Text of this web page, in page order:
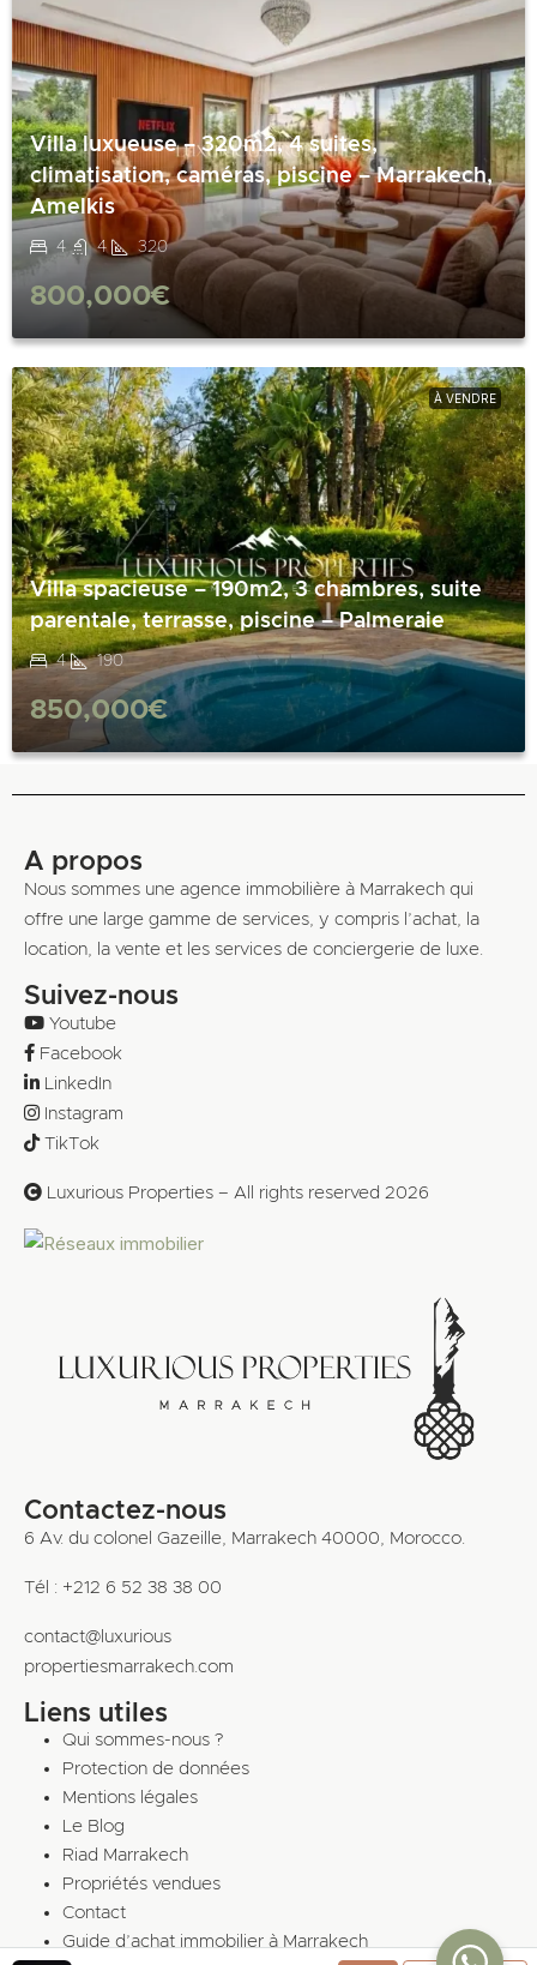
Villa luxueuse – 320m2, 4 suites,
climatisation, caméras, piscine – Marrakech,
Amelkis
4 4 320
800,000€
À VENDRE
Villa spacieuse – 190m2, 3 chambres, suite
parentale, terrasse, piscine – Palmeraie
4 190
850,000€
A propos
Nous sommes une agence immobilière à Marrakech qui
offre une large gamme de services, y compris l’achat, la
location, la vente et les services de conciergerie de luxe.
Suivez-nous
Youtube
Facebook
LinkedIn
Instagram
TikTok
Luxurious Properties – All rights reserved 2026
Contactez-nous
6 Av. du colonel Gazeille, Marrakech 40000, Morocco.
Tél : +212 6 52 38 38 00
contact@luxurious
propertiesmarrakech.com
Liens utiles
Qui sommes-nous ?
Protection de données
Mentions légales
Le Blog
Riad Marrakech
Propriétés vendues
Contact
Guide d’achat immobilier à Marrakech